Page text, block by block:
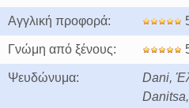
Αγγλική προφορά:
Γνώμη από ξένους:
Ψευδώνυμα:
Dani,